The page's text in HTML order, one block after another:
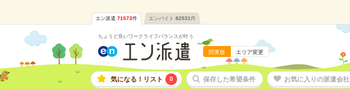
エン派遣 71573件 エンバイト 82531件
ちょうど良いワークライフバランスが叶う
関東版 エリア変更
気になる！リスト 0 保存した希望条件 お気に入りの派遣会社